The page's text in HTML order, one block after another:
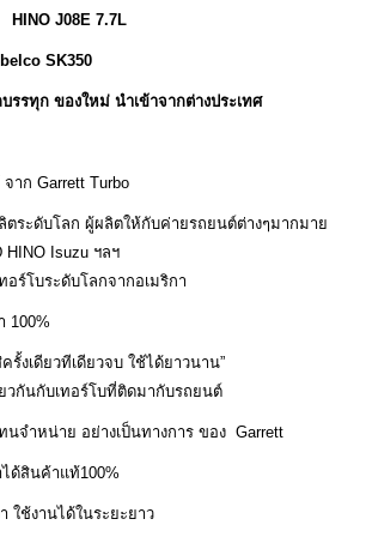
HINO J08E 7.7L
SK350
บรรทุก ของใหม่ นำเข้าจากต่างประเทศ
าก Garrett Turbo
ตระดับโลก ผู้ผลิตให้กับค่ายรถยนต์ต่างๆมากมาย
HINO Isuzu ฯลฯ
อร์โบระดับโลกจากอเมริกา
100%
รั้งเดียวทีเดียวจบ ใช้ได้ยาวนาน”
วกันกับเทอร์โบที่ติดมากับรถยนต์
นจำหน่าย อย่างเป็นทางการ ของ Garrett
ได้สินค้าแท้100%
ใช้งานได้ในระยะยาว